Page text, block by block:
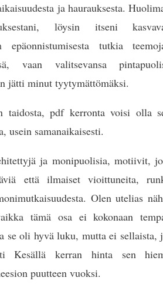
ja haurauksesta.
löysin itseni
epäonnistumisesta tutkia
vaan valitsevansa
jätti minut tyytymättömäksi.
taidosta, pdf kerronta voisi olla
usein samanaikaisesti.
ja monipuolisia, motiivit,
että ilmaiset vioittuneita,
Olen utelias
tämä osa ei kokonaan
se oli hyvä luku, mutta ei sellaista,
Kesällä kerran hinta sen
puutteen vuoksi.